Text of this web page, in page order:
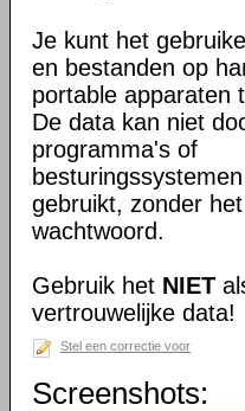
Je kunt het
en bestanden op
portable apparaten
De data kan niet
programma's of
gebruikt, zonder
wachtwoord.
Gebruik het NIET
vertrouwelijke data!
Stel een correctie voor
Screenshots: